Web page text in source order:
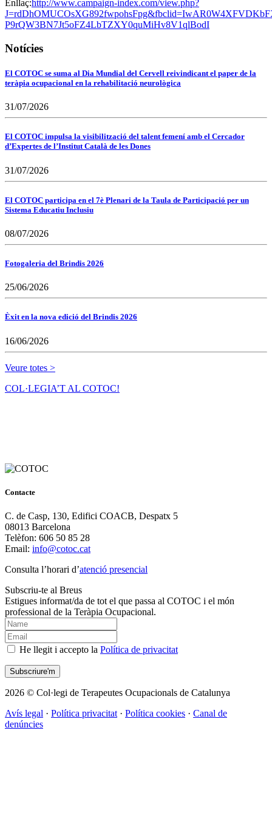
Enllaç:http://www.campaign-index.com/view.php?
P9rQW3BN7Jt5oFZ4LbTZXY0quMiHv8V1qlBodI
Notícies
El COTOC se suma al Dia Mundial del Cervell reivindicant el paper de la
teràpia ocupacional en la rehabilitació neurològica
31/07/2026
El COTOC impulsa la visibilització del talent femení amb el Cercador
d’Expertes de l’Institut Català de les Dones
31/07/2026
El COTOC participa en el 7è Plenari de la Taula de Participació per un
Sistema Educatiu Inclusiu
08/07/2026
Fotogaleria del Brindis 2026
25/06/2026
Èxit en la nova edició del Brindis 2026
16/06/2026
Veure totes >
COL·LEGIA’T AL COTOC!
Contacte
C. de Casp, 130, Edifici COACB, Despatx 5
08013 Barcelona
Telèfon: 606 50 85 28
Email: info@cotoc.cat
Consulta l’horari d’atenció presencial
Subscriu-te al Breus
Estigues informat/da de tot el que passa al COTOC i el món
professional de la Teràpia Ocupacional.
He llegit i accepto la Política de privacitat
2026 © Col·legi de Terapeutes Ocupacionals de Catalunya
Avís legal · Política privacitat · Política cookies · Canal de
denúncies